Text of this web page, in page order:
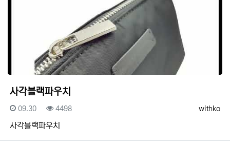
사각블랙파우치
등록자
withko
등록일
09.30 조회
4498
사각블랙파우치